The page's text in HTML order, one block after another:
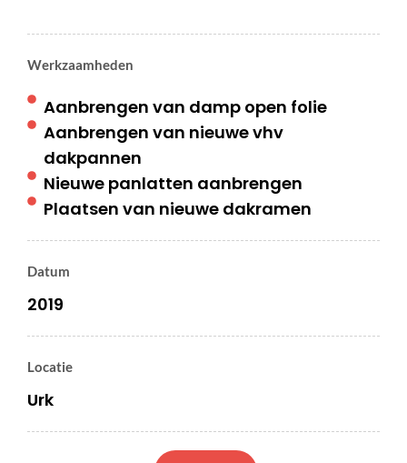
Werkzaamheden
Aanbrengen van damp open folie
Aanbrengen van nieuwe vhv
dakpannen
Nieuwe panlatten aanbrengen
Plaatsen van nieuwe dakramen
Datum
2019
Locatie
Urk